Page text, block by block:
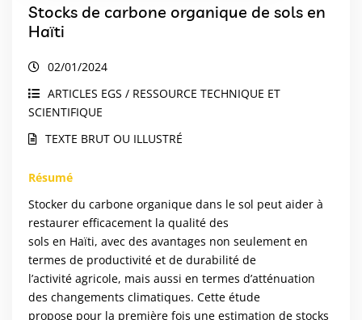
Stocks de carbone organique de sols en
Haïti
02/01/2024
ARTICLES EGS / RESSOURCE TECHNIQUE ET
SCIENTIFIQUE
TEXTE BRUT OU ILLUSTRÉ
Résumé
Stocker du carbone organique dans le sol peut aider à
restaurer efficacement la qualité des
sols en Haïti, avec des avantages non seulement en
termes de productivité et de durabilité de
l’activité agricole, mais aussi en termes d’atténuation
des changements climatiques. Cette étude
propose pour la première fois une estimation de stocks